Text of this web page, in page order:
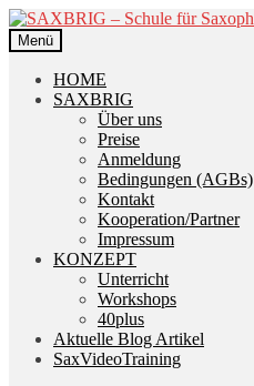
Zur
Navigation
springen
Zum
Inhalt
springen
Menü
HOME
SAXBRIG
Über uns
Preise
Anmeldung
Bedingungen (AGBs)
Kontakt
Kooperation/Partner
Impressum
KONZEPT
Unterricht
Workshops
40plus
Aktuelle Blog Artikel
SaxVideoTraining